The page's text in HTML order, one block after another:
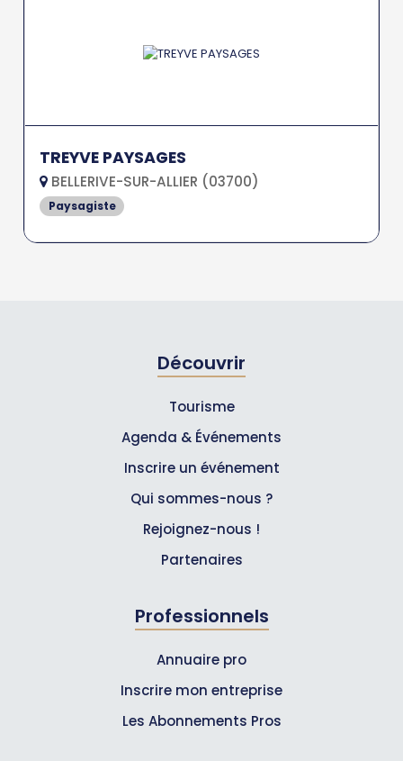
TREYVE PAYSAGES
BELLERIVE-SUR-ALLIER (03700)
Paysagiste
Découvrir
Tourisme
Agenda & Événements
Inscrire un événement
Qui sommes-nous ?
Rejoignez-nous !
Partenaires
Professionnels
Annuaire pro
Inscrire mon entreprise
Les Abonnements Pros